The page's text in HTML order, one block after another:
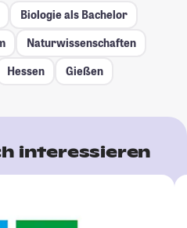
Biologie als Bachelor
Naturwissenschaften
Hessen Gießen
interessieren